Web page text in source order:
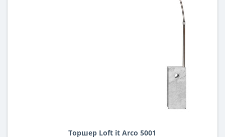
Торшер Loft it Arco 5001